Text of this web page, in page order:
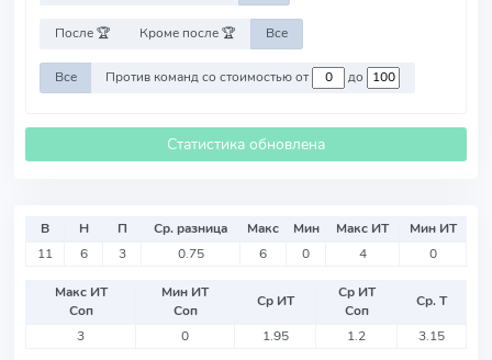
После 🏆 Кроме после 🏆 Все
Все Против команд со стоимостью от до
Статистика обновлена
В Н П Ср. разница Макс Мин Макс ИТ
Мин ИТ
11
6 3 0.75 6 0 4 0
Макс ИТ
Соп
Мин ИТ
Соп
Ср ИТ
Ср ИТ
Соп
Ср. Т
3
0 1.95 1.2 3.15